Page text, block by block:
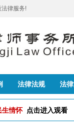
律服务!
法律法规 法
生情怀 点击进入观看